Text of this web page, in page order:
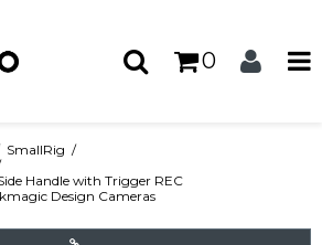
0
SmallRig /
Handle with Trigger REC
Design Cameras